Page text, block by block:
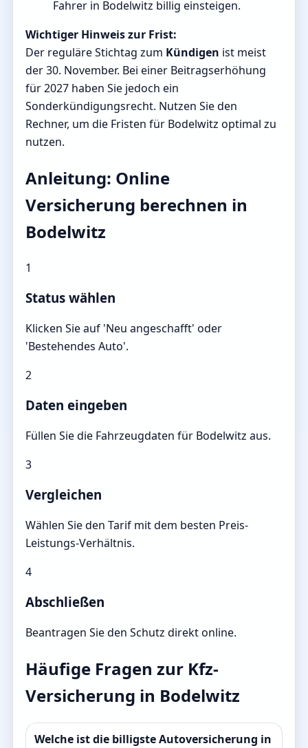
Fahrer in Bodelwitz billig einsteigen.
Wichtiger Hinweis zur Frist:
Der reguläre Stichtag zum Kündigen ist meist
der 30. November. Bei einer Beitragserhöhung
für 2027 haben Sie jedoch ein
Sonderkündigungsrecht. Nutzen Sie den
Rechner, um die Fristen für Bodelwitz optimal zu
nutzen.
Anleitung: Online
Versicherung berechnen in
Bodelwitz
1
Status wählen
Klicken Sie auf 'Neu angeschafft' oder
'Bestehendes Auto'.
2
Daten eingeben
Füllen Sie die Fahrzeugdaten für Bodelwitz aus.
3
Vergleichen
Wählen Sie den Tarif mit dem besten Preis-
Leistungs-Verhältnis.
4
Abschließen
Beantragen Sie den Schutz direkt online.
Häufige Fragen zur Kfz-
Versicherung in Bodelwitz
Welche ist die billigste Autoversicherung in